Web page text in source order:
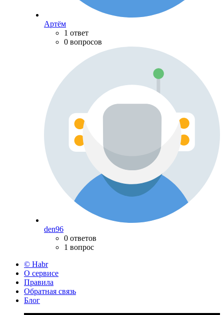
Артём
1 ответ
0 вопросов
den96
0 ответов
1 вопрос
© Habr
О сервисе
Правила
Обратная связь
Блог